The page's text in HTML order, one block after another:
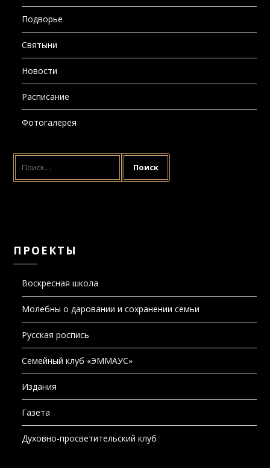
Подворье
Святыни
Новости
Расписание
Фотогалерея
НАЙТИ:
ПРОЕКТЫ
Воскресная школа
Молебны о даровании и сохранении семьи
Русская роспись
Семейный клуб «ЭММАУС»
Издания
Газета
Духовно-просветительский клуб